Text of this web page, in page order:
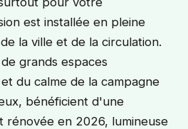
est installée en pleine
la ville et de la circulation.
grands espaces
du calme de la campagne
bénéficient d'une
rénovée en 2026, lumineuse